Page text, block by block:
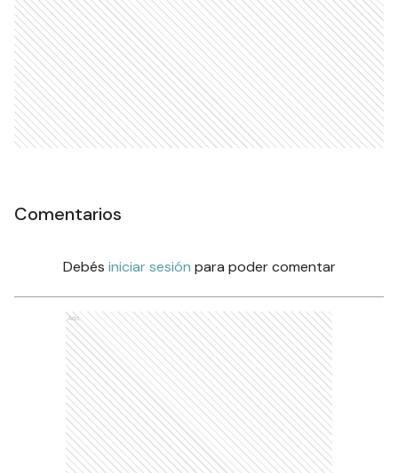
Comentarios
Debés iniciar sesión para poder comentar
Ads